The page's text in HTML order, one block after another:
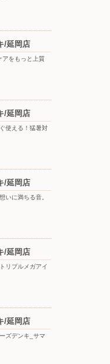
/延岡店
アをもっと上質
/延岡店
使える！猛暑対
/延岡店
いに満ちる音。
/延岡店
リプルメガアイ
/延岡店
ズデンキ_サマ